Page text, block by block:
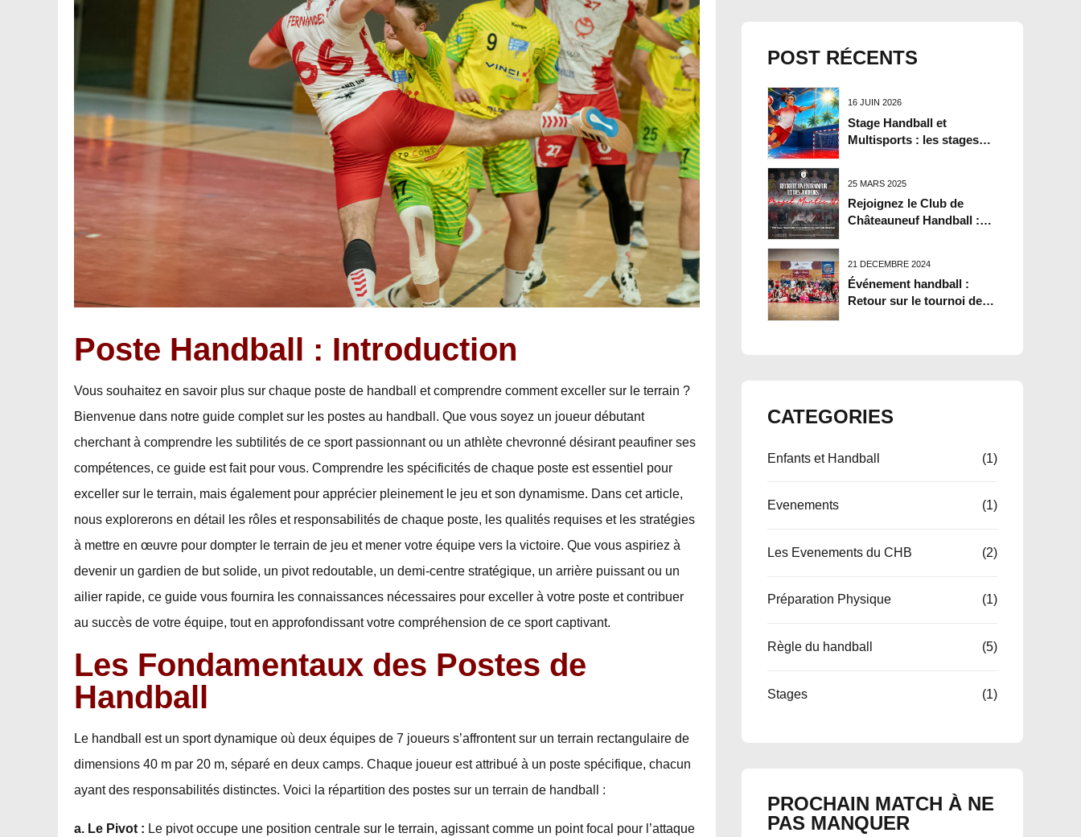
Poste Handball : Introduction
Vous souhaitez en savoir plus sur chaque poste de handball et comprendre comment exceller sur le terrain ?
Bienvenue dans notre guide complet sur les postes au handball. Que vous soyez un joueur débutant
cherchant à comprendre les subtilités de ce sport passionnant ou un athlète chevronné désirant peaufiner ses
compétences, ce guide est fait pour vous. Comprendre les spécificités de chaque poste est essentiel pour
exceller sur le terrain, mais également pour apprécier pleinement le jeu et son dynamisme. Dans cet article,
nous explorerons en détail les rôles et responsabilités de chaque poste, les qualités requises et les stratégies
à mettre en œuvre pour dompter le terrain de jeu et mener votre équipe vers la victoire. Que vous aspiriez à
devenir un gardien de but solide, un pivot redoutable, un demi-centre stratégique, un arrière puissant ou un
ailier rapide, ce guide vous fournira les connaissances nécessaires pour exceller à votre poste et contribuer
au succès de votre équipe, tout en approfondissant votre compréhension de ce sport captivant.
Les Fondamentaux des Postes de
Handball
Le handball est un sport dynamique où deux équipes de 7 joueurs s’affrontent sur un terrain rectangulaire de
dimensions 40 m par 20 m, séparé en deux camps. Chaque joueur est attribué à un poste spécifique, chacun
ayant des responsabilités distinctes. Voici la répartition des postes sur un terrain de handball :
a. Le Pivot : Le pivot occupe une position centrale sur le terrain, agissant comme un point focal pour l’attaque
POST RÉCENTS
16 JUIN 2026
Stage Handball et
Multisports : les stages
25 MARS 2025
Rejoignez le Club de
Châteauneuf Handball :
21 DÉCEMBRE 2024
Événement handball :
Retour sur le tournoi de
CATEGORIES
Enfants et Handball (1)
Evenements (1)
Les Evenements du CHB (2)
Préparation Physique (1)
Règle du handball (5)
Stages (1)
PROCHAIN MATCH À NE
PAS MANQUER